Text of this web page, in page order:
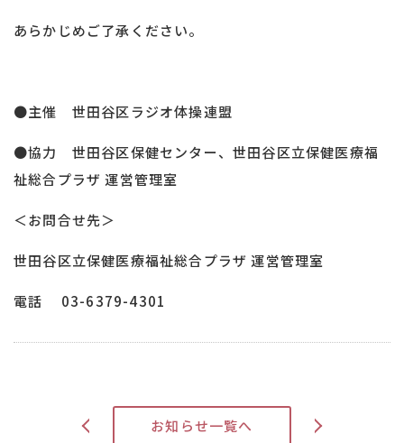
あらかじめご了承ください。
●主催 世田谷区ラジオ体操連盟
●協力 世田谷区保健センター、世田谷区立保健医療福
祉総合プラザ 運営管理室
＜お問合せ先＞
世田谷区立保健医療福祉総合プラザ 運営管理室
電話 03-6379-4301
< お知らせ一覧へ >